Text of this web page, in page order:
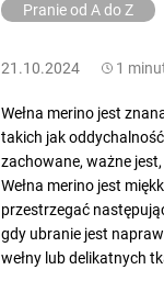
Pranie od A do Z
21.10.2024 1
Wełna merino jest
takich jak
zachowane, ważne
Wełna merino jest
przestrzegać
gdy ubranie jest
wełny lub delikatnych